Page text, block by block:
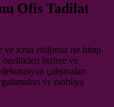
Ofis Tadilat
ve icraa ettiğimiz işe hitap
özellikleri bizlere ve
çalışmaları
ve mobilya